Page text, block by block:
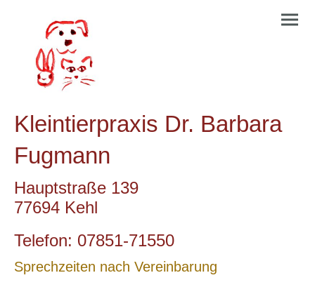
Kleintierpraxis Dr. Barbara
Fugmann
Hauptstraße 139
77694 Kehl
Telefon: 07851-71550
Sprechzeiten nach Vereinbarung